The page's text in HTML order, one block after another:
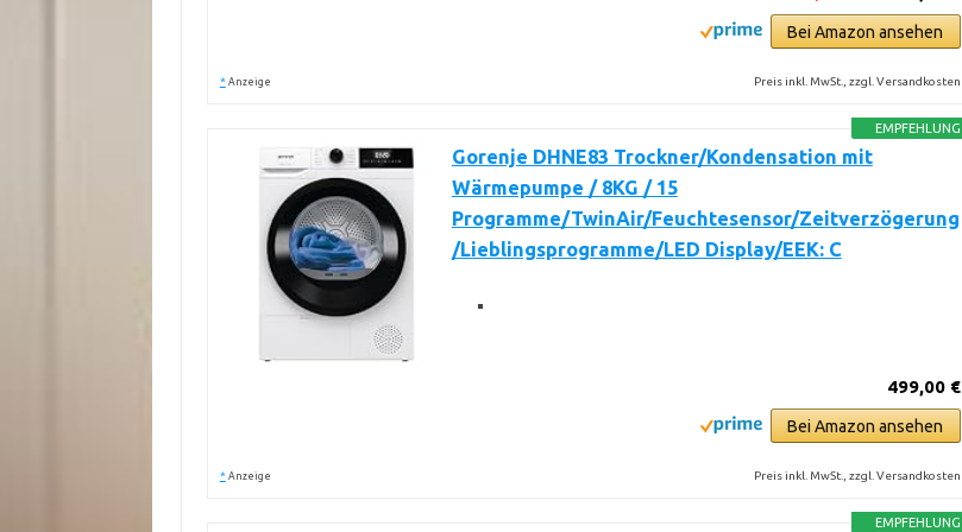
Bei Amazon ansehen
* Anzeige Preis inkl. MwSt., zzgl. Versandkosten
EMPFEHLUNG
Gorenje DHNE83 Trockner/Kondensation mit
Wärmepumpe / 8KG / 15
Programme/TwinAir/Feuchtesensor/Zeitverzögerung
/Lieblingsprogramme/LED Display/EEK: C
499,00 €
Bei Amazon ansehen
* Anzeige Preis inkl. MwSt., zzgl. Versandkosten
EMPFEHLUNG